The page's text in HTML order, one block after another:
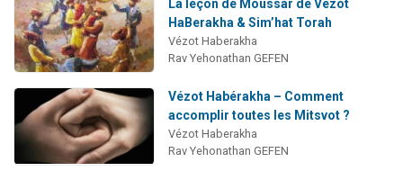
La leçon de Moussar de Vezot
HaBerakha & Sim’hat Torah
Vézot Haberakha
Rav Yehonathan GEFEN
Vézot Habérakha – Comment
accomplir toutes les Mitsvot ?
Vézot Haberakha
Rav Yehonathan GEFEN